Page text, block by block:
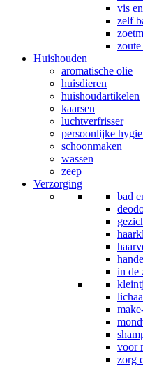
vis
zelf
Huishouden
aromatische olie
huisdieren
huishoudartikelen
kaarsen
luchtverfrisser
persoonlijke
schoonmaken
wassen
zeep
Verzorging
bad
in de
voor
zorg